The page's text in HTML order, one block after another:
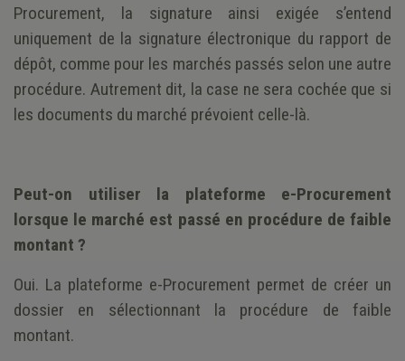
Procurement, la signature ainsi exigée s’entend
uniquement de la signature électronique du rapport de
dépôt, comme pour les marchés passés selon une autre
procédure. Autrement dit, la case ne sera cochée que si
les documents du marché prévoient celle-là.
Peut-on utiliser la plateforme e-Procurement
lorsque le marché est passé en procédure de faible
montant ?
Oui. La plateforme e-Procurement permet de créer un
dossier en sélectionnant la procédure de faible
montant.